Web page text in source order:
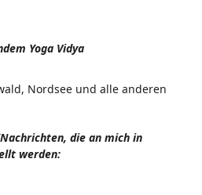
Yoga Vidya
Nordsee und alle anderen
die an mich in
werden: